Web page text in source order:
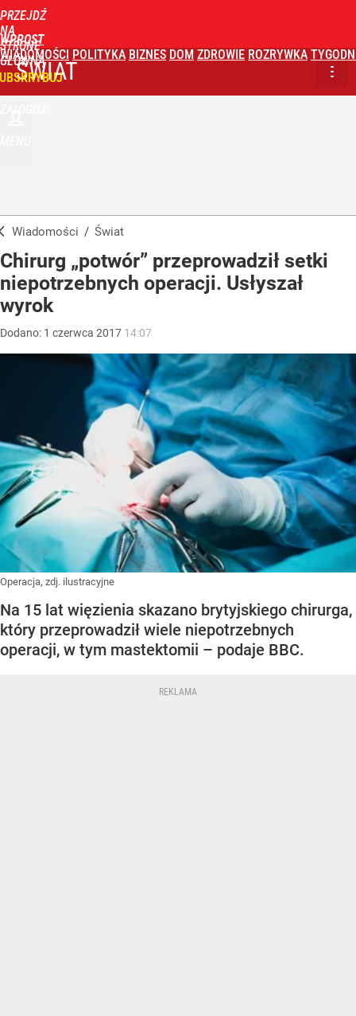
PRZEJDŹ
NA
STRONĘ
GŁÓWNĄ
WPROST
WIADOMOŚCI POLITYKA BIZNES DOM ZDROWIE ROZRYWKA
ŚWIAT
Wiadomości / Świat
Chirurg „potwór” przeprowadził setki
niepotrzebnych operacji. Usłyszał
wyrok
Dodano: 1 czerwca 2017 14:07
Operacja, zdj. ilustracyjne
Na 15 lat więzienia skazano brytyjskiego chirurga,
który przeprowadził wiele niepotrzebnych
operacji, w tym mastektomii – podaje BBC.